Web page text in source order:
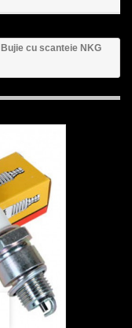
Bujie cu scanteie NKG